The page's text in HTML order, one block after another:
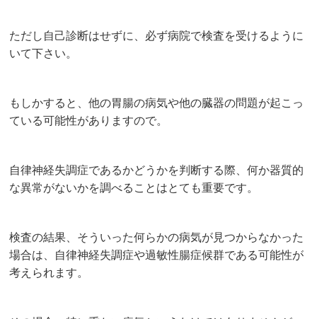
ただし自己診断はせずに、必ず病院で検査を受けるように
いて下さい。
もしかすると、他の胃腸の病気や他の臓器の問題が起こっ
ている可能性がありますので。
自律神経失調症であるかどうかを判断する際、何か器質的
な異常がないかを調べることはとても重要です。
検査の結果、そういった何らかの病気が見つからなかった
場合は、自律神経失調症や過敏性腸症候群である可能性が
考えられます。